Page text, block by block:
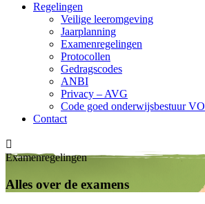
Regelingen
Veilige leeromgeving
Jaarplanning
Examenregelingen
Protocollen
Gedragscodes
ANBI
Privacy – AVG
Code goed onderwijsbestuur VO
Contact

Examenregelingen
Alles over de examens